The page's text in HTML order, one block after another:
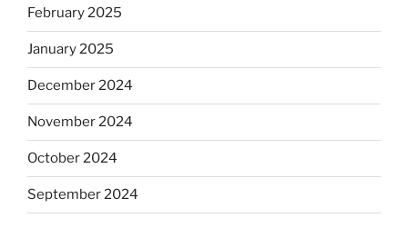
February 2025
January 2025
December 2024
November 2024
October 2024
September 2024